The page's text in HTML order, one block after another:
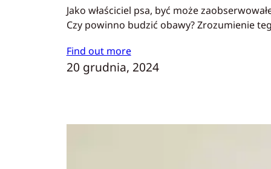
Jako właściciel psa, być może
Czy powinno budzić obawy? Zrozumienie
Find out more
20 grudnia, 2024